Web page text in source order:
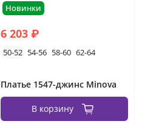
Новинки
6 203 ₽
50-52 54-56 58-60 62-64
Платье 1547-джинс Minova
В корзину